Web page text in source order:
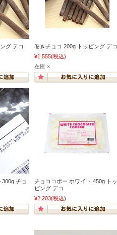
グ デコ
巻きチョコ 200g トッピング デコ
¥1,555(税込)
在庫 ×
チョ
チョココポー ホワイト 450g トッ
ピング デコ
¥2,203(税込)